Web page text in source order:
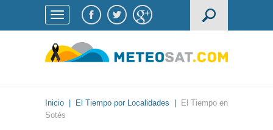
Inicio El Tiempo por Localidades
El Tiempo en
Sotés